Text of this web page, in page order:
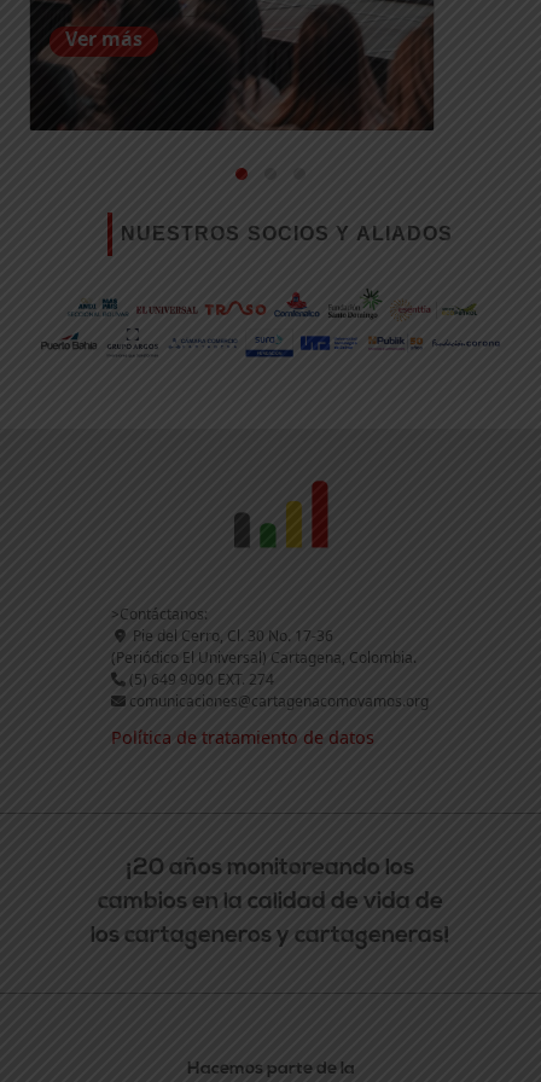
Ver más
NUESTROS SOCIOS Y ALIADOS
>Contáctanos:
Pie del Cerro, Cl. 30 No. 17-36
(Periódico El Universal) Cartagena, Colombia.
(5) 649 9090 EXT. 274
comunicaciones@cartagenacomovamos.org
Política de tratamiento de datos
¡20 años monitoreando los
cambios en la calidad de vida de
los cartageneros y cartageneras!
Hacemos parte de la